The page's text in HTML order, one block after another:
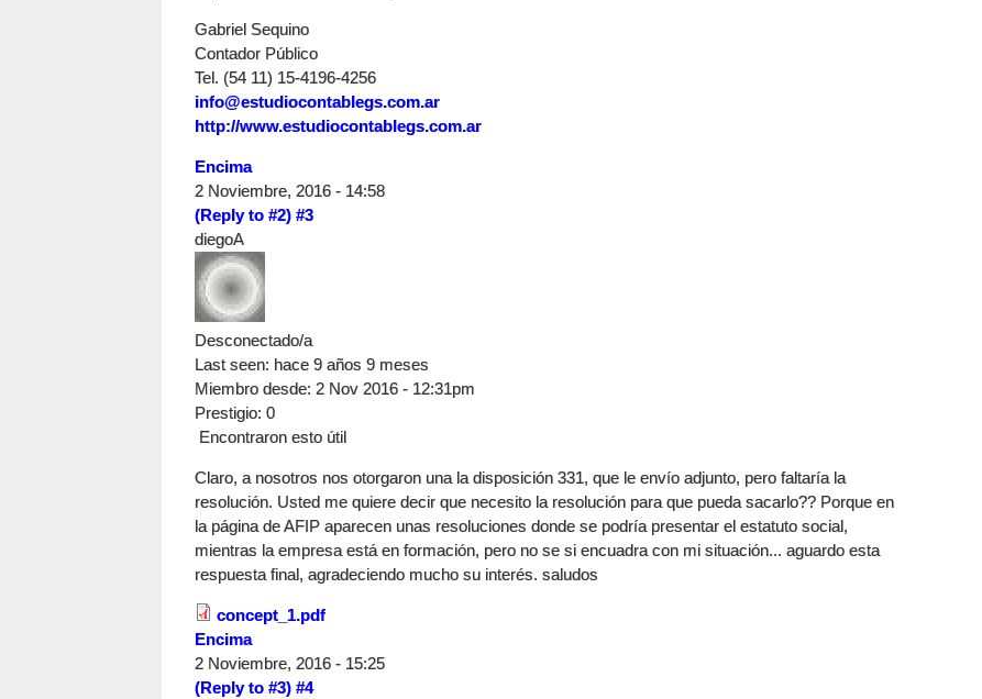
Gabriel Sequino
Contador Público
Tel. (54 11) 15-4196-4256
info@estudiocontablegs.com.ar
http://www.estudiocontablegs.com.ar
Encima
2 Noviembre, 2016 - 14:58
(Reply to #2) #3
diegoA
Desconectado/a
Last seen: hace 9 años 9 meses
Miembro desde: 2 Nov 2016 - 12:31pm
Prestigio: 0
Encontraron esto útil
Claro, a nosotros nos otorgaron una la disposición 331, que le envío adjunto, pero faltaría la
resolución. Usted me quiere decir que necesito la resolución para que pueda sacarlo?? Porque en
la página de AFIP aparecen unas resoluciones donde se podría presentar el estatuto social,
mientras la empresa está en formación, pero no se si encuadra con mi situación... aguardo esta
respuesta final, agradeciendo mucho su interés. saludos
concept_1.pdf
Encima
2 Noviembre, 2016 - 15:25
(Reply to #3) #4